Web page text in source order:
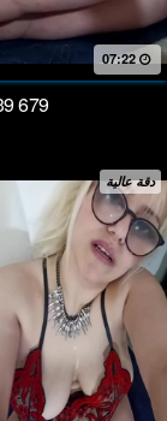
07:22
679
دقة عالية